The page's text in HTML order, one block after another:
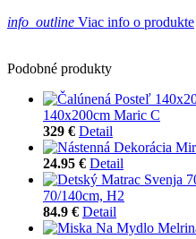
info_outline Viac info o produkte
Podobné produkty
140x200cm Maric C
329 € Detail
24.95 € Detail
70/140cm, H2
84.9 € Detail